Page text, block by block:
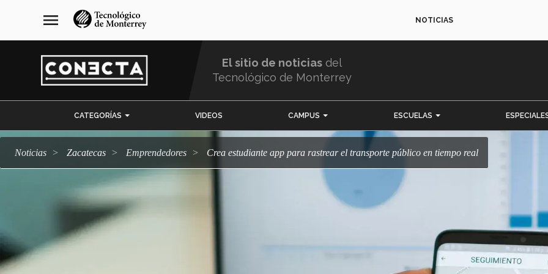
navegación
principal
menu NOTICIAS
El sitio de noticias del
Tecnológico de Monterrey
CATEGORÍAS VIDEOS CAMPUS ESCUELAS
Noticias Zacatecas emprendedores Crea estudiante app para rastrear el transporte público en tiempo real